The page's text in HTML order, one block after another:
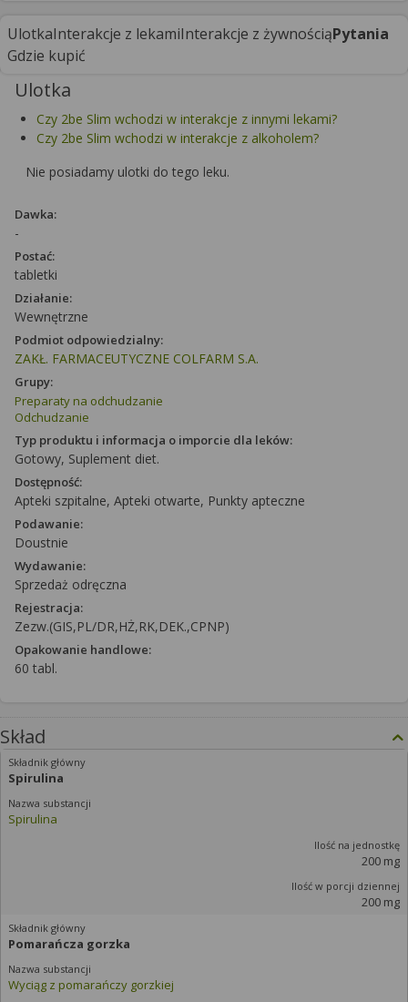
UlotkaInterakcje z lekamiInterakcje z żywnościąPytania
Gdzie kupić
Ulotka
Czy 2be Slim wchodzi w interakcje z innymi lekami?
Czy 2be Slim wchodzi w interakcje z alkoholem?
Nie posiadamy ulotki do tego leku.
Dawka:
-
Postać:
tabletki
Działanie:
Wewnętrzne
Podmiot odpowiedzialny:
ZAKŁ. FARMACEUTYCZNE COLFARM S.A.
Grupy:
Preparaty na odchudzanie
Odchudzanie
Typ produktu i informacja o imporcie dla leków:
Gotowy, Suplement diet.
Dostępność:
Apteki szpitalne, Apteki otwarte, Punkty apteczne
Podawanie:
Doustnie
Wydawanie:
Sprzedaż odręczna
Rejestracja:
Zezw.(GIS,PL/DR,HŻ,RK,DEK.,CPNP)
Opakowanie handlowe:
60 tabl.
Skład
Spirulina
Spirulina
200 mg
200 mg
Pomarańcza gorzka
Wyciąg z pomarańczy gorzkiej